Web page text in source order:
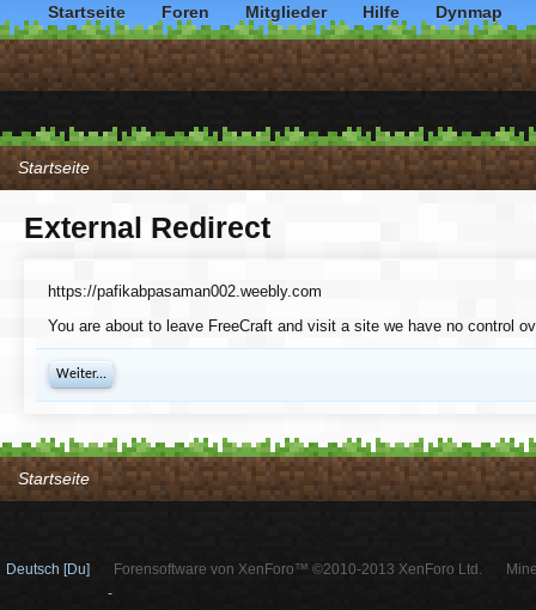
Startseite
External Redirect
https://pafikabpasaman002.weebly.com
You are about to leave FreeCraft and visit a site we have no control
Weiter...
Startseite
Startseite Foren Mitglieder Hilfe Dynmap
Deutsch [Du]
Forensoftware von XenForo™ ©2010-2013 XenForo Ltd.
-